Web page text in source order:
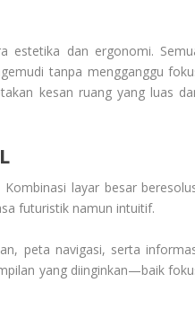
estetika dan ergonomi.
tanpa mengganggu
kesan ruang yang luas
layar besar
futuristik namun intuitif.
peta navigasi, serta
yang diinginkan—baik